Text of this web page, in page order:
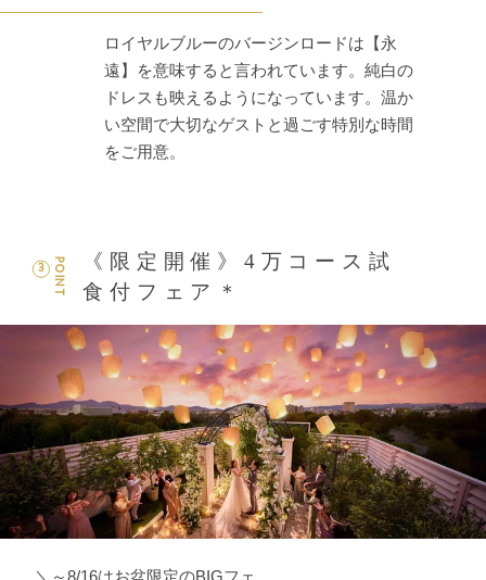
ロイヤルブルーのバージンロードは【永
遠】を意味すると言われています。純白の
ドレスも映えるようになっています。温か
い空間で大切なゲストと過ごす特別な時間
をご用意。
POINT
3
《限定開催》4万コース試
食付フェア＊